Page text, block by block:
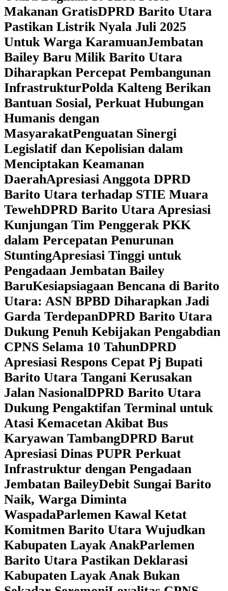
Makanan GratisDPRD Barito Utara
Pastikan Listrik Nyala Juli 2025
Untuk Warga KaramuanJembatan
Bailey Baru Milik Barito Utara
Diharapkan Percepat Pembangunan
InfrastrukturPolda Kalteng Berikan
Bantuan Sosial, Perkuat Hubungan
Humanis dengan
MasyarakatPenguatan Sinergi
Legislatif dan Kepolisian dalam
Menciptakan Keamanan
DaerahApresiasi Anggota DPRD
Barito Utara terhadap STIE Muara
TewehDPRD Barito Utara Apresiasi
Kunjungan Tim Penggerak PKK
dalam Percepatan Penurunan
StuntingApresiasi Tinggi untuk
Pengadaan Jembatan Bailey
BaruKesiapsiagaan Bencana di Barito
Utara: ASN BPBD Diharapkan Jadi
Garda TerdepanDPRD Barito Utara
Dukung Penuh Kebijakan Pengabdian
CPNS Selama 10 TahunDPRD
Apresiasi Respons Cepat Pj Bupati
Barito Utara Tangani Kerusakan
Jalan NasionalDPRD Barito Utara
Dukung Pengaktifan Terminal untuk
Atasi Kemacetan Akibat Bus
Karyawan TambangDPRD Barut
Apresiasi Dinas PUPR Perkuat
Infrastruktur dengan Pengadaan
Jembatan BaileyDebit Sungai Barito
Naik, Warga Diminta
WaspadaParlemen Kawal Ketat
Komitmen Barito Utara Wujudkan
Kabupaten Layak AnakParlemen
Barito Utara Pastikan Deklarasi
Kabupaten Layak Anak Bukan